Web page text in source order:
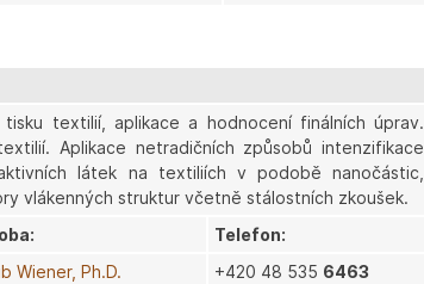
textilií, aplikace a hodnocení finálních úprav.
Aplikace netradičních způsobů intenzifikace
látek na textiliích v podobě nanočástic,
vlákenných struktur včetně stálostních zkoušek.
Telefon:
Wiener, Ph.D. +420 48 535 6463